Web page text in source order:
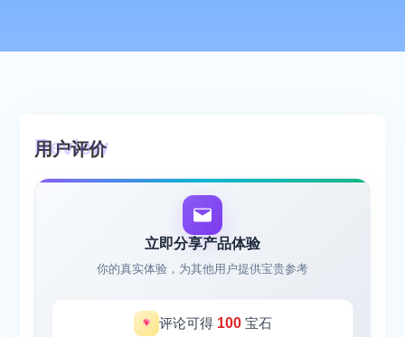
用户评价
立即分享产品体验
你的真实体验，为其他用户提供宝贵参考
评论可得 100宝石